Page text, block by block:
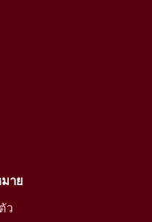
าย
ว